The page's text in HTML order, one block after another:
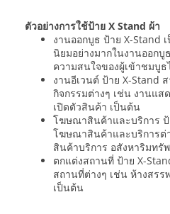
ตัวอย่างการใช้ป้าย X Stand ผ้า
งานออกบูธ ป้าย X-Stand
นิยมอย่างมากในงานออกบู
ความสนใจของผู้เข้าชมบูธ
งานอีเวนต์ ป้าย X-Stand
กิจกรรมต่างๆ เช่น งานแ
เปิดตัวสินค้า เป็นต้น
โฆษณาสินค้าและบริการ ป้
โฆษณาสินค้าและบริการต่
สินค้าบริการ อสังหาริมทรั
ตกแต่งสถานที่ ป้าย X-
สถานที่ต่างๆ เช่น ห้างสร
เป็นต้น